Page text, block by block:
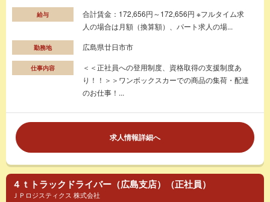
給与
合計賃金：172,656円～172,656円 ※フルタイム求
人の場合は月額（換算額）、パート求人の場...
勤務地 広島県廿日市市
仕事内容
＜＜正社員への登用制度、資格取得の支援制度あ
り！！＞＞ワンボックスカーでの商品の集荷・配達
のお仕事！...
求人情報詳細へ
４ｔトラックドライバー（広島支店）（正社員）
ＪＰロジスティクス 株式会社